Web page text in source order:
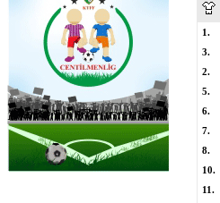
1.
3.
2.
5.
6.
7.
8.
10.
11.